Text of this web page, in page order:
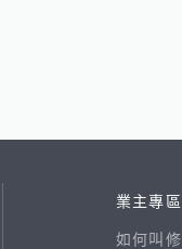
業主專區
如何叫修